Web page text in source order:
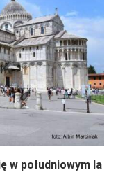
w południowym la